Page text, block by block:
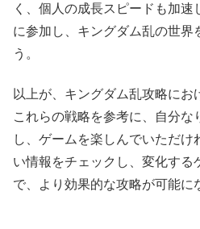
く、個人の成長スピードも加
に参加し、キングダム乱の世界
う。
以上が、キングダム乱攻略にお
これらの戦略を参考に、自分な
し、ゲームを楽しんでいただけ
い情報をチェックし、変化する
で、より効果的な攻略が可能に